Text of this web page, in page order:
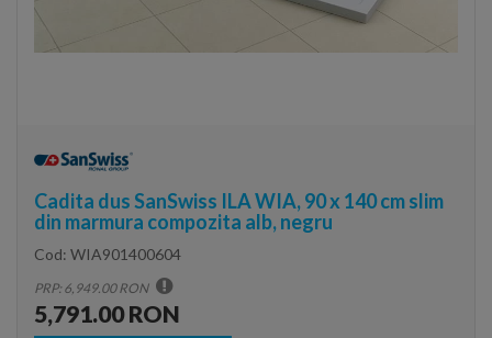
Cadita dus SanSwiss ILA WIA, 90 x 140 cm slim
din marmura compozita alb, negru
Cod: WIA901400604
PRP: 6,949.00 RON
5,791.00 RON